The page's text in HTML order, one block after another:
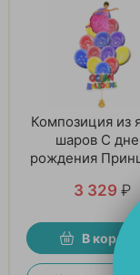
Композиция из
шаров С
рождения
3 329 ₽
В корзину